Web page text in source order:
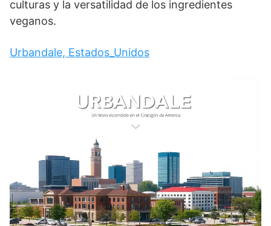
culturas y la versatilidad de los ingredientes
veganos.
Urbandale, Estados_Unidos